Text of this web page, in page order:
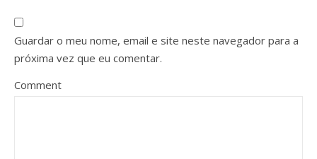
Guardar o meu nome, email e site neste navegador para a
próxima vez que eu comentar.
Comment